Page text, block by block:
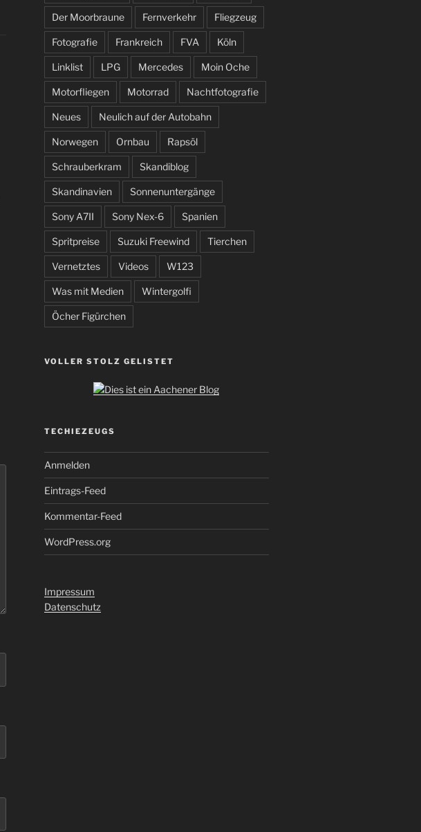
Der Moorbraune Fernverkehr Fliegzeug
Fotografie Frankreich FVA Köln
Linklist LPG Mercedes Moin Oche
Motorfliegen Motorrad Nachtfotografie
Neues Neulich auf der Autobahn
Norwegen Ornbau Rapsöl
Schrauberkram Skandiblog
Skandinavien Sonnenuntergänge
Sony A7II Sony Nex-6 Spanien
Spritpreise Suzuki Freewind Tierchen
Vernetztes Videos W123
Was mit Medien Wintergolfi
Öcher Figürchen
VOLLER STOLZ GELISTET
TECHIEZEUGS
Anmelden
Eintrags-Feed
Kommentar-Feed
WordPress.org
Impressum
Datenschutz